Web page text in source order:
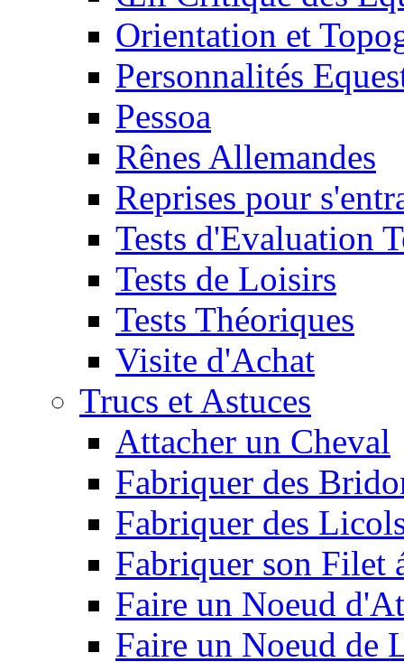
Orientation et
Personnalités
Pessoa
Rênes Allemandes
Reprises pour
Tests d'Evaluation
Tests de Loisirs
Tests Théoriques
Visite d'Achat
Trucs et Astuces
Attacher un Cheval
Fabriquer des
Fabriquer des
Fabriquer son Filet
Faire un Noeud
Faire un Noeud de